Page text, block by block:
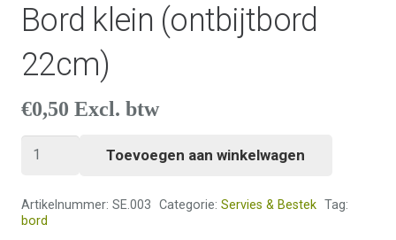
Bord klein (ontbijtbord
22cm)
€0,50 Excl. btw
(ontbijtbord
Toevoegen aan winkelwagen
Artikelnummer: SE.003 Categorie: Servies & Bestek Tag:
bord